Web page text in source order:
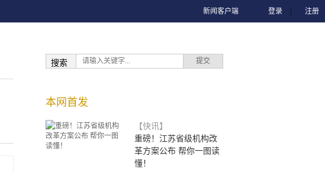
新闻客户端 登录 注册
搜索
本网首发
【快讯】
重磅！江苏省级机构改
革方案公布 帮你一图读
懂！